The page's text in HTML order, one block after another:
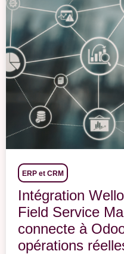
ERP et CRM
Intégration
Field Service
connecte à
opérations